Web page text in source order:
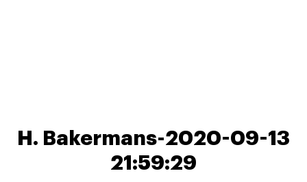
H. Bakermans-2020-09-13
21:59:29